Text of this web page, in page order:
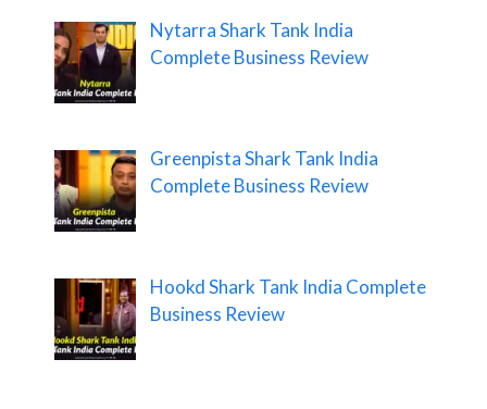
Nytarra Shark Tank India
Complete Business Review
Greenpista Shark Tank India
Complete Business Review
Hookd Shark Tank India Complete
Business Review